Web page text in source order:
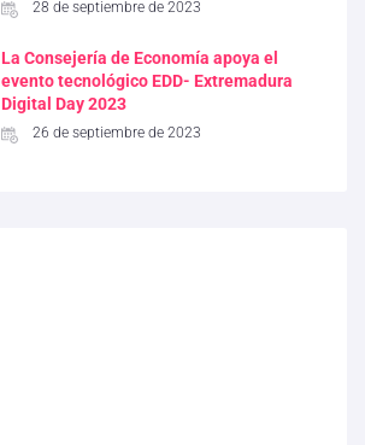
28 de septiembre de 2023
La Consejería de Economía apoya el
evento tecnológico EDD- Extremadura
Digital Day 2023
26 de septiembre de 2023